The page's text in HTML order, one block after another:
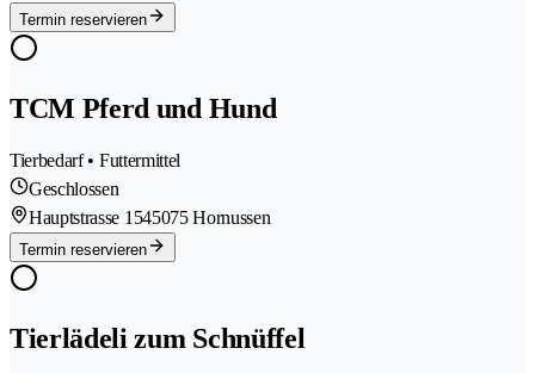
Termin reservieren
TCM Pferd und Hund
Tierbedarf • Futtermittel
Geschlossen
Hauptstrasse 1545075 Hornussen
Termin reservieren
Tierlädeli zum Schnüffel